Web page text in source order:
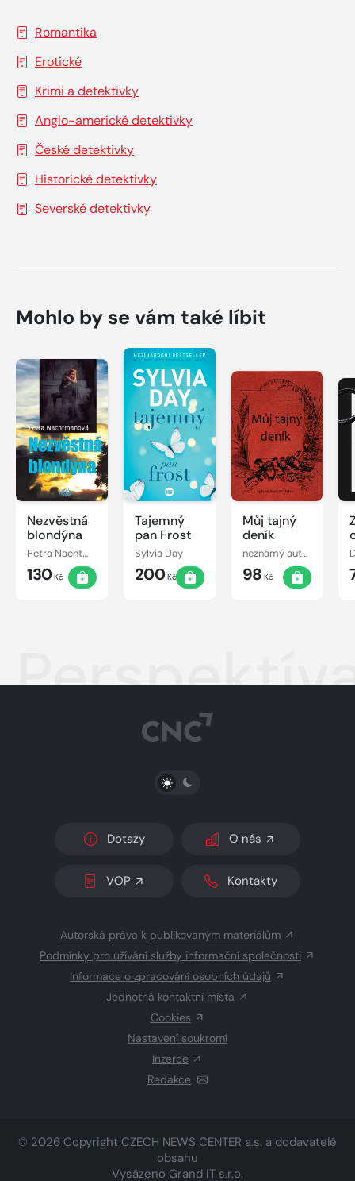
Romantika
Erotické
Krimi a detektivky
Anglo-americké detektivky
České detektivky
Historické detektivky
Severské detektivky
Mohlo by se vám také líbit
Nezvěstná
blondýna
Petra Nachtmanová
130Kč
Tajemný
pan Frost
Sylvia Day
200Kč
Můj tajný
deník
neznámý autor
98 Kč
PŘEPNOUT SVĚTLÝ/TMAVÝ REŽIM
Dotazy O nás
VOP Kontakty
Autorská práva k publikovaným materiálům
Podmínky pro užívání služby informační společnosti
Informace o zpracování osobních údajů
Jednotná kontaktní místa
Cookies
Nastavení soukromí
Inzerce
Redakce
© 2026 Copyright CZECH NEWS CENTER a.s. a dodavatelé
obsahu
Vysázeno Grand IT s.r.o.